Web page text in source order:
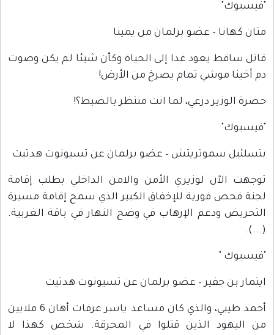
"فيسبوك"
متان كهانا – عضو برلمان من يمينا
قاتل ساقط يعود غدا إلى الحياة وكأن شيئا لم يكن وصوت
دم أخينا موشي تمام يصرخ من الأرض!
حضرة الوزير درعي، لما انت منتظر بالضبط؟!
"فيسبوك"
بتسلئيل سموتريتش – عضو برلمان عن تسيونوت هدتيت
توجهت الآن لوزيري الأمن والامن الداخلي بطلب إقامة
لجنة فحص فورية للإخفاق الكبير الذي سمح إقامة مسيرة
التحريض ودعم الإرهاب في وضح النهار في باقة الغربية.
(...).
"فيسبوك "
ايتمار بن جفير – عضو برلمان عن تسيونوت هدتيت
أحمد طيبي، والذي كان مساعد ياسر عرفات أهان 6 ملايين
من اليهود الذين قتلوا في المحرقة. شخص كهذا لا